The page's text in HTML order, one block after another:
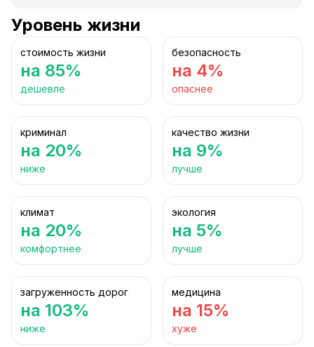
Уровень жизни
стоимость жизни
на 85%
дешевле
безопасность
на 4%
опаснее
криминал
на 20%
ниже
качество жизни
на 9%
лучше
климат
на 20%
комфортнее
экология
на 5%
лучше
загруженность дорог
на 103%
ниже
медицина
на 15%
хуже